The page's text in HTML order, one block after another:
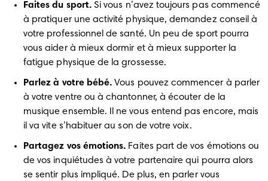
Faites du sport. Si vous n’avez toujours pas commencé
à pratiquer une activité physique, demandez conseil à
votre professionnel de santé. Un peu de sport pourra
vous aider à mieux dormir et à mieux supporter la
fatigue physique de la grossesse.
Parlez à votre bébé. Vous pouvez commencer à parler
à votre ventre ou à chantonner, à écouter de la
musique ensemble. Il ne vous entend pas encore, mais
il va vite s’habituer au son de votre voix.
Partagez vos émotions. Faites part de vos émotions ou
de vos inquiétudes à votre partenaire qui pourra alors
se sentir plus impliqué. De plus, en parler vous